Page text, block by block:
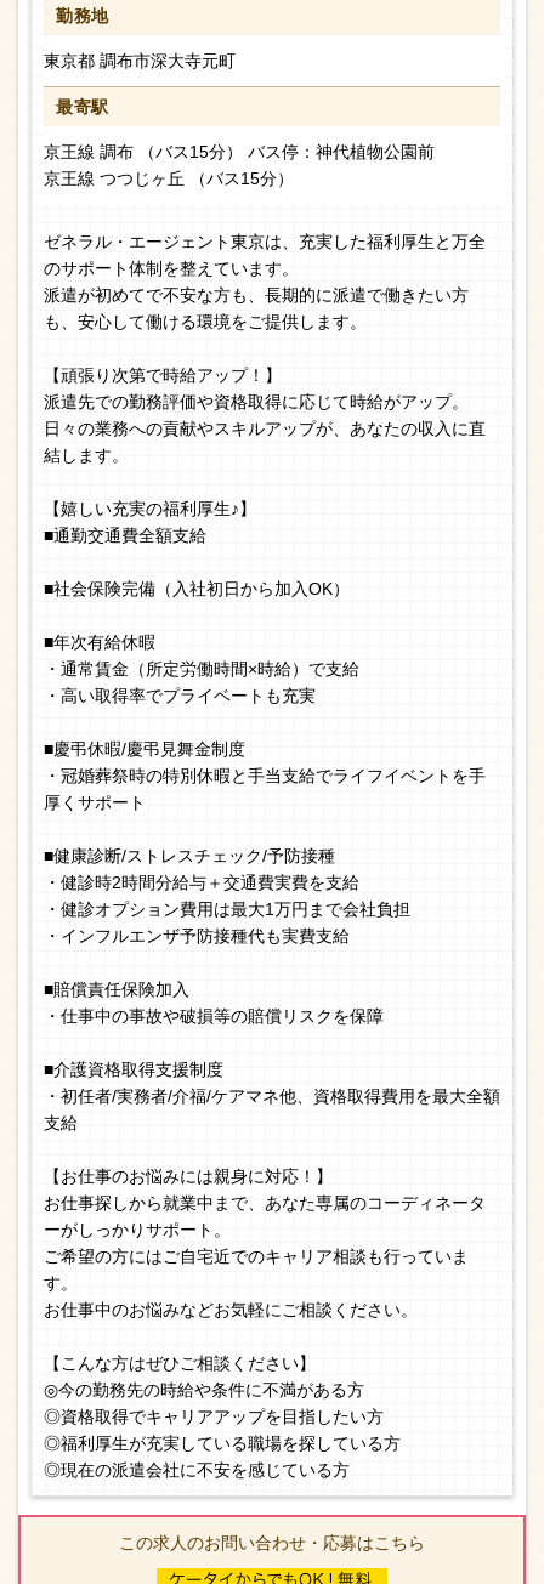
勤務地
東京都 調布市深大寺元町
最寄駅
京王線 調布 （バス15分） バス停：神代植物公園前
京王線 つつじヶ丘 （バス15分）
ゼネラル・エージェント東京は、充実した福利厚生と万全
のサポート体制を整えています。
派遣が初めてで不安な方も、長期的に派遣で働きたい方
も、安心して働ける環境をご提供します。
【頑張り次第で時給アップ！】
派遣先での勤務評価や資格取得に応じて時給がアップ。
日々の業務への貢献やスキルアップが、あなたの収入に直
結します。
【嬉しい充実の福利厚生♪】
■通勤交通費全額支給
■社会保険完備（入社初日から加入OK）
■年次有給休暇
・通常賃金（所定労働時間×時給）で支給
・高い取得率でプライベートも充実
■慶弔休暇/慶弔見舞金制度
・冠婚葬祭時の特別休暇と手当支給でライフイベントを手
厚くサポート
■健康診断/ストレスチェック/予防接種
・健診時2時間分給与＋交通費実費を支給
・健診オプション費用は最大1万円まで会社負担
・インフルエンザ予防接種代も実費支給
■賠償責任保険加入
・仕事中の事故や破損等の賠償リスクを保障
■介護資格取得支援制度
・初任者/実務者/介福/ケアマネ他、資格取得費用を最大全額
支給
【お仕事のお悩みには親身に対応！】
お仕事探しから就業中まで、あなた専属のコーディネータ
ーがしっかりサポート。
ご希望の方にはご自宅近でのキャリア相談も行っていま
す。
お仕事中のお悩みなどお気軽にご相談ください。
【こんな方はぜひご相談ください】
◎今の勤務先の時給や条件に不満がある方
◎資格取得でキャリアアップを目指したい方
◎福利厚生が充実している職場を探している方
◎現在の派遣会社に不安を感じている方
この求人のお問い合わせ・応募はこちら